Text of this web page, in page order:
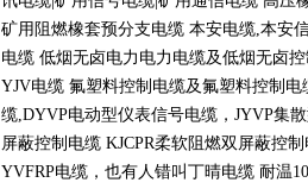
矿用阻燃橡套预分支电缆 本安电缆,本安
电缆 低烟无卤电力电力电缆及低烟无卤
YJV电缆 氟塑料控制电缆及氟塑料控制电
缆,DYVP电动型仪表信号电缆， JYVP集
屏蔽控制电缆 KJCPR柔软阻燃双屏蔽控制
YVFRP电缆，也有人错叫丁晴电缆 耐温